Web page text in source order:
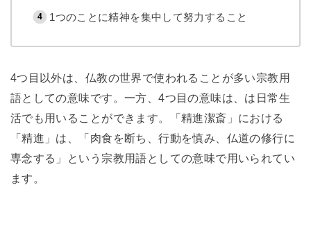
1つのことに精神を集中して努力すること
4つ目以外は、仏教の世界で使われることが多い宗教用
語としての意味です。一方、4つ目の意味は、は日常生
活でも用いることができます。「精進潔斎」における
「精進」は、「肉食を断ち、行動を慎み、仏道の修行に
専念する」という宗教用語としての意味で用いられてい
ます。